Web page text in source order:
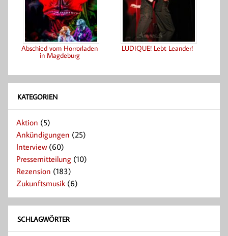
Abschied vom Horrorladen
in Magdeburg
LUDIQUE! Lebt Leander!
KATEGORIEN
Aktion (5)
Ankündigungen (25)
Interview(60)
Pressemitteilung (10)
Rezension (183)
Zukunftsmusik(6)
SCHLAGWÖRTER